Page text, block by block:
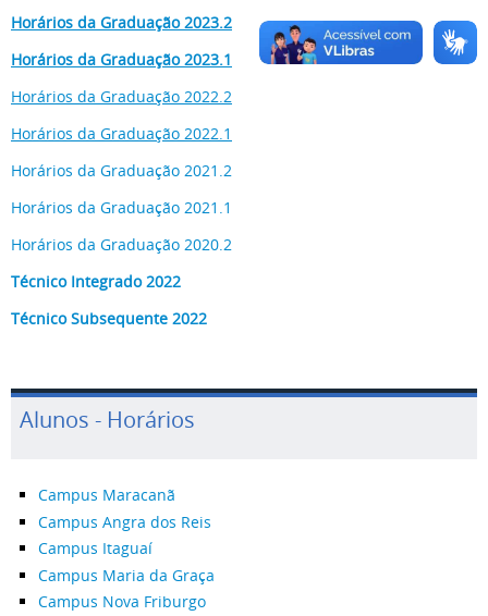
Horários da Graduação 2023.2
Horários da Graduação 2023.1
Horários da Graduação 2022.2
Horários da Graduação 2022.1
Horários da Graduação 2021.2
Horários da Graduação 2021.1
Horários da Graduação 2020.2
Técnico Integrado 2022
Técnico Subsequente 2022
Alunos - Horários
Campus Maracanã
Campus Angra dos Reis
Campus Itaguaí
Campus Maria da Graça
Campus Nova Friburgo